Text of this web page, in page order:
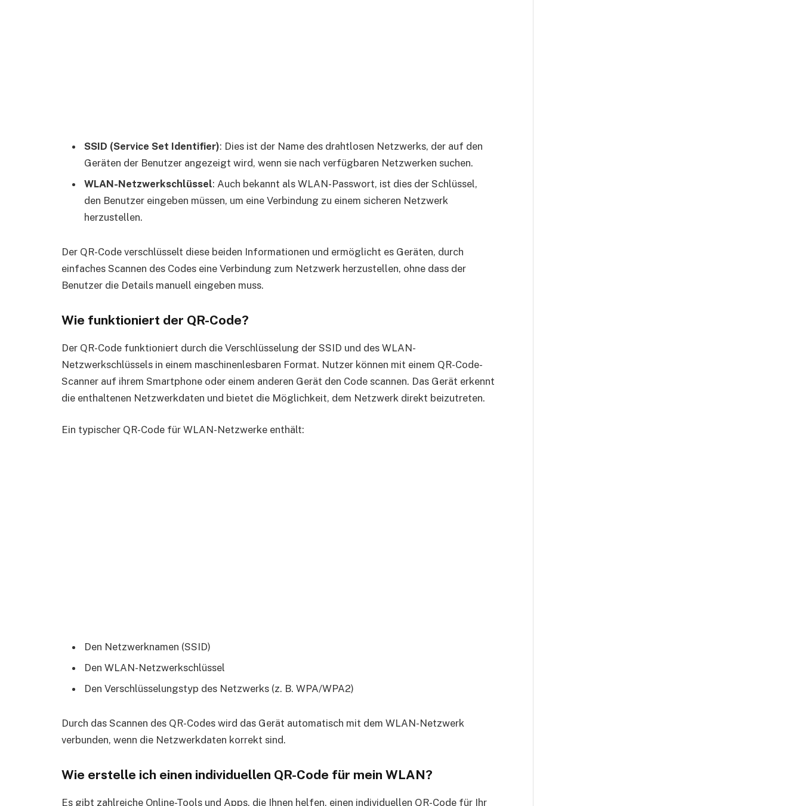
SSID (Service Set Identifier): Dies ist der Name des drahtlosen Netzwerks, der auf den
Geräten der Benutzer angezeigt wird, wenn sie nach verfügbaren Netzwerken suchen.
WLAN-Netzwerkschlüssel: Auch bekannt als WLAN-Passwort, ist dies der Schlüssel,
den Benutzer eingeben müssen, um eine Verbindung zu einem sicheren Netzwerk
herzustellen.
Der QR-Code verschlüsselt diese beiden Informationen und ermöglicht es Geräten, durch
einfaches Scannen des Codes eine Verbindung zum Netzwerk herzustellen, ohne dass der
Benutzer die Details manuell eingeben muss.
Wie funktioniert der QR-Code?
Der QR-Code funktioniert durch die Verschlüsselung der SSID und des WLAN-
Netzwerkschlüssels in einem maschinenlesbaren Format. Nutzer können mit einem QR-Code-
Scanner auf ihrem Smartphone oder einem anderen Gerät den Code scannen. Das Gerät erkennt
die enthaltenen Netzwerkdaten und bietet die Möglichkeit, dem Netzwerk direkt beizutreten.
Ein typischer QR-Code für WLAN-Netzwerke enthält:
Den Netzwerknamen (SSID)
Den WLAN-Netzwerkschlüssel
Den Verschlüsselungstyp des Netzwerks (z. B. WPA/WPA2)
Durch das Scannen des QR-Codes wird das Gerät automatisch mit dem WLAN-Netzwerk
verbunden, wenn die Netzwerkdaten korrekt sind.
Wie erstelle ich einen individuellen QR-Code für mein WLAN?
Es gibt zahlreiche Online-Tools und Apps, die Ihnen helfen, einen individuellen QR-Code für Ihr